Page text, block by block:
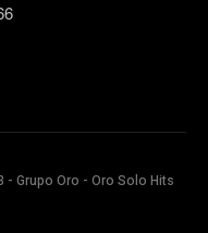
Grupo Oro - Oro Solo Hits